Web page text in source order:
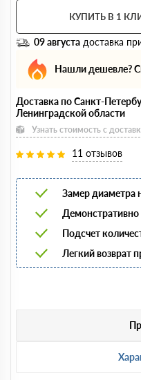
КУПИТЬ В 1
09 августа доставка
Нашли дешевле?
Доставка по Санкт-
Ленинградской области
Узнать стоимость с
11 отзывов
Замер диаметра
Демонстративно
Подсчет
Легкий возврат